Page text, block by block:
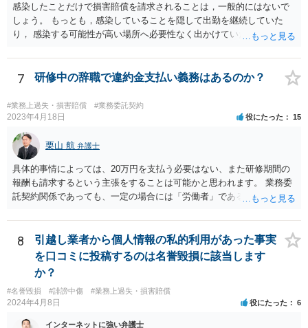
感染したことだけで損害賠償を請求されることは，一般的にはないで
しょう。 もっとも，感染していることを隠して出勤を継続していた
り， 感染する可能性が高い場所へ必要性なく出かけていたりした場合
るリスクがあり得ると思います。 もし事業所閉鎖になった場合には損
害が大きくなりますので，注意が必要ですね。
7 研修中の辞職で違約金支払い義務はあるのか？
#業務上過失・損害賠償 #業務委託契約
2023年4月18日 役にたった 15
栗山 航 弁護士
具体的事情によっては、20万円を支払う必要はない、また研修期間の
報酬も請求するという主張をすることは可能かと思われます。 業務委
託契約関係であっても、一定の場合には「労働者」であるとして労働
属性が認められる場合、すなわち、①使用者の指揮監督下において労
務の提供をする者であること、②労務に対する対償を支払われる者で
あることという２つの要件を満たした場合に認められるとされます。
この判断は、様々な個別的事情に照らして総合的に判断されるもので
す。 「労働者」であるといえる場合、20万円の違約金を予定する規
定は、労働基準法16条違反となります。したがって、「労働者」であ
ると主張し、労働基準法16条を根拠に20万円の支払を拒むことは考え
られます（ただしその場合も、現実に発生した損害分を別途請求され
8
引越し業者から個人情報の私的利用があった事実
を口コミに投稿するのは名誉毀損に該当します
か？
#名誉毀損 #誹謗中傷 #業務上過失・損害賠償
2024年4月8日 役にたった 6
インターネットに強い弁護士